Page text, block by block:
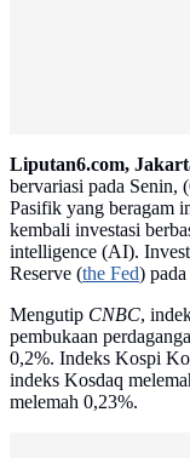
Liputan6.com,
bervariasi pada Senin,
Pasifik yang beragam
kembali investasi
intelligence (AI).
Reserve (the Fed)
Mengutip CNBC,
pembukaan
0,2%. Indeks Kospi
indeks Kosdaq
melemah 0,23%.